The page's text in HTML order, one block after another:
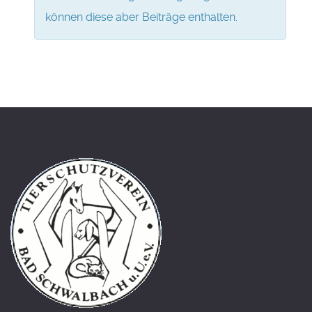
können diese aber Beiträge enthalten.